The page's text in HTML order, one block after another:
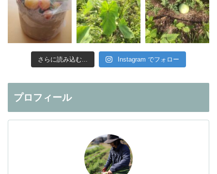
さらに読み込む... Instagram でフォロー
プロフィール